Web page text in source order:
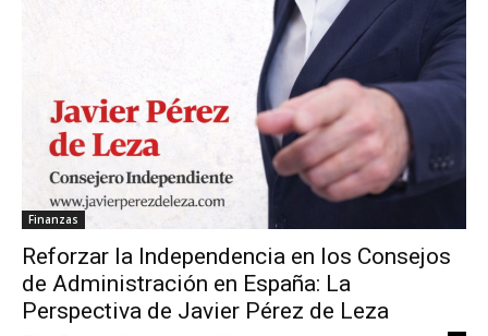
Finanzas
Reforzar la Independencia en los Consejos
de Administración en España: La
Perspectiva de Javier Pérez de Leza